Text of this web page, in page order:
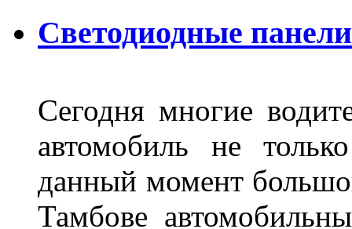
Светодиодные
Сегодня многие
автомобиль не
данный момент
Тамбове